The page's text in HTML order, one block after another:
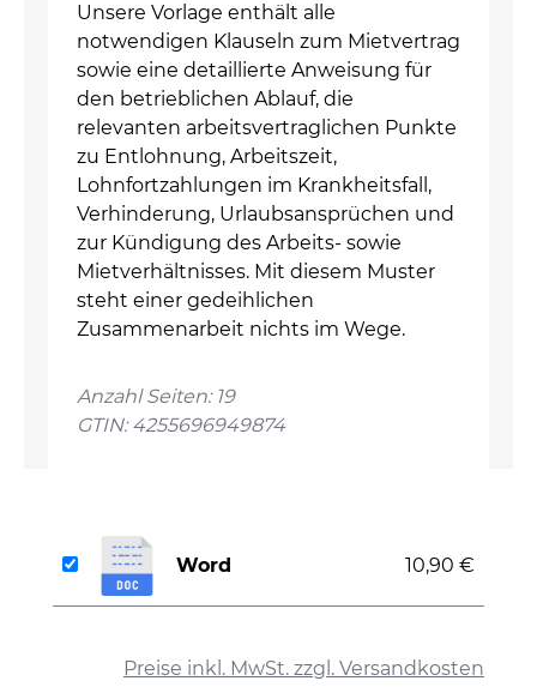
Unsere Vorlage enthält alle
notwendigen Klauseln zum Mietvertrag
sowie eine detaillierte Anweisung für
den betrieblichen Ablauf, die
relevanten arbeitsvertraglichen Punkte
zu Entlohnung, Arbeitszeit,
Lohnfortzahlungen im Krankheitsfall,
Verhinderung, Urlaubsansprüchen und
zur Kündigung des Arbeits- sowie
Mietverhältnisses. Mit diesem Muster
steht einer gedeihlichen
Zusammenarbeit nichts im Wege.
Anzahl Seiten: 19
GTIN: 4255696949874
Preise inkl. MwSt. zzgl. Versandkosten
Word 10,90 €